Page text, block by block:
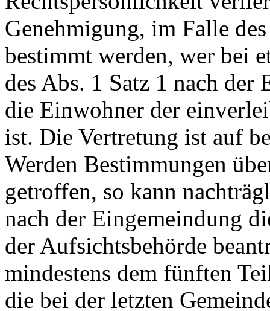
Genehmigung, im Falle
bestimmt werden, wer bei
des Abs. 1 Satz 1 nach
die Einwohner der
ist. Die Vertretung ist auf
Werden Bestimmungen
getroffen, so kann
nach der Eingemeindung
der Aufsichtsbehörde
mindestens dem fünften
die bei der letzten